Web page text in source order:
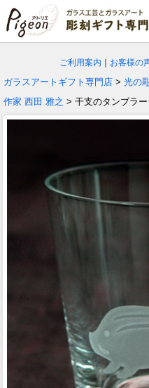
ご利用案内 お客様の
ガラスアートギフト専門店 > 光の
作家 西田 雅之 > 干支のタンブラ